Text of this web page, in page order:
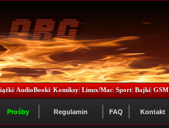
|AudioBooki|Komiksy|Linux/Mac|Sport|Bajki|GSM
Prośby Regulamin FAQ Kontakt